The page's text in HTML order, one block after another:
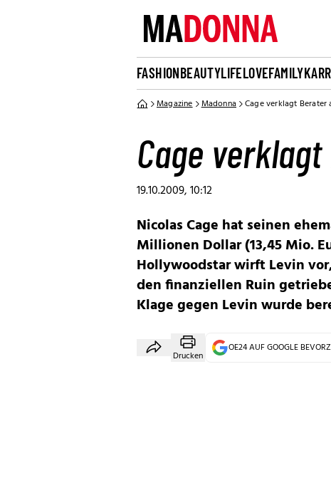
FASHIONBEAUTYLIFELOVEFAMILY
Magazine Madonna Cage verklagt
Cage
19.10.2009, 10:12
Nicolas Cage hat seinen
Millionen Dollar (13,45 Mio.
Hollywoodstar wirft Levin
den finanziellen Ruin
Klage gegen Levin wurde
Drucken
OE24 AUF GOOGLE